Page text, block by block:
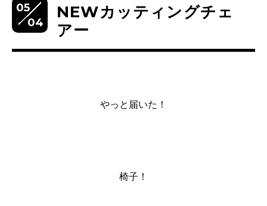
05
04
NEWカッティングチェ
アー
やっと届いた！
椅子！